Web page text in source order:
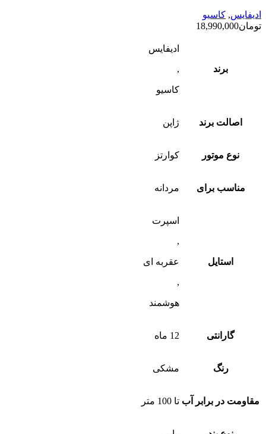
ادیفایس, کاسیو
تومان18,990,000
برند
ادیفایس
,
کاسیو
اصالت برند ژاپن
نوع موتور کوارتز
مناسب برای مردانه
استایل
اسپرت
,
عقربه ای
,
هوشمند
گارانتی 12 ماه
رنگ مشکی
مقاومت در برابر آب تا 100 متر